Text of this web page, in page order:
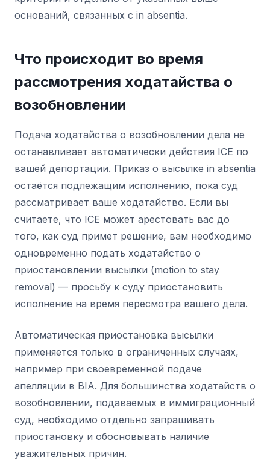
оснований, связанных с in absentia.
Что происходит во время
рассмотрения ходатайства о
возобновлении
Подача ходатайства о возобновлении дела не
останавливает автоматически действия ICE по
вашей депортации. Приказ о высылке in absentia
остаётся подлежащим исполнению, пока суд
рассматривает ваше ходатайство. Если вы
считаете, что ICE может арестовать вас до
того, как суд примет решение, вам необходимо
одновременно подать ходатайство о
приостановлении высылки (motion to stay
removal) — просьбу к суду приостановить
исполнение на время пересмотра вашего дела.
Автоматическая приостановка высылки
применяется только в ограниченных случаях,
например при своевременной подаче
апелляции в BIA. Для большинства ходатайств о
возобновлении, подаваемых в иммиграционный
суд, необходимо отдельно запрашивать
приостановку и обосновывать наличие
уважительных причин.